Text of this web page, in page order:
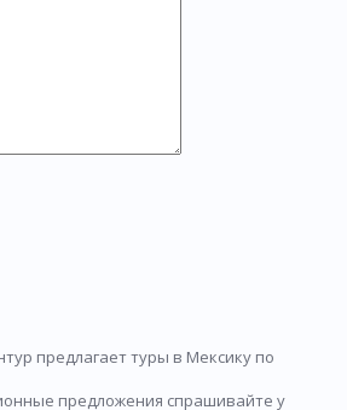
предлагает туры в Мексику по
предложения спрашивайте у